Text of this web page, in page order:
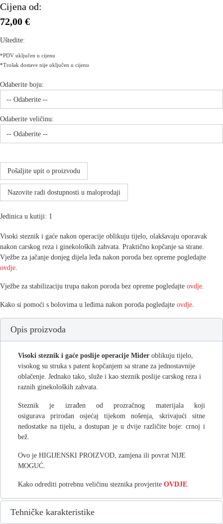
Cijena od:
72,00 €
Uštedite:
*PDV uključen u cijenu
*Trošak dostave nije uključen u cijenu
Odaberite boju:
Odaberite veličinu:
Pošaljite upit o proizvodu
Nazovite radi dostupnosti u maloprodaji
Jedinica u kutiji: 1
Visoki steznik i gaće nakon operacije oblikuju tijelo, olakšavaju oporavak
nakon carskog reza i ginekoloških zahvata. Praktično kopčanje sa strane.
Vježbe za jačanje donjeg dijela leđa nakon poroda bez opreme pogledajte
ovdje.
Vježbe za stabilizaciju trupa nakon poroda bez opreme pogledajte ovdje.
Kako si pomoći s bolovima u leđima nakon poroda pogledajte ovdje.
Opis proizvoda
Visoki steznik i gaće poslije operacije Mider oblikuju tijelo,
visokog su struka s patent kopčanjem sa strane za jednostavnije
oblačenje. Jednako tako, služe i kao steznik poslije carskog reza i
raznih ginekoloških zahvata.
Steznik je izrađen od prozračnog materijala koji
osigurava prirodan osjećaj tijekom nošenja, skrivajući sitne
nedostatke na tijelu, a dostupan je u dvije različite boje: crnoj i
bež.
Ovo je HIGIJENSKI PROIZVOD, zamjena ili povrat NIJE
MOGUĆ.
Kako odrediti potrebnu veličinu steznika provjerite OVDJE
Tehničke karakteristike